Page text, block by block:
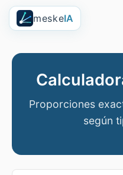
meskeIA
Proporciones
según